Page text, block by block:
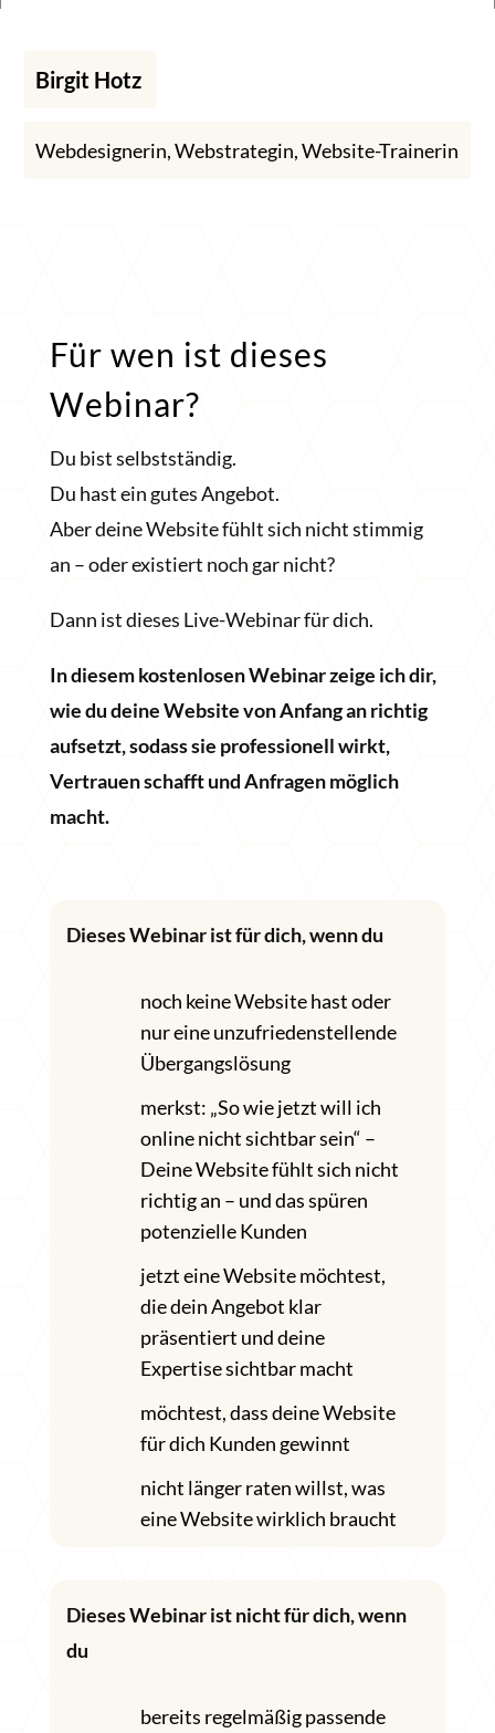
Birgit Hotz
Webdesignerin, Webstrategin, Website-Trainerin
Für wen ist dieses
Webinar?
Du bist selbstständig.
Du hast ein gutes Angebot.
Aber deine Website fühlt sich nicht stimmig
an – oder existiert noch gar nicht?
Dann ist dieses Live-Webinar für dich.
In diesem kostenlosen Webinar zeige ich dir,
wie du deine Website von Anfang an richtig
aufsetzt, sodass sie professionell wirkt,
Vertrauen schafft und Anfragen möglich
macht.
Dieses Webinar ist für dich, wenn du
noch keine Website hast oder
nur eine unzufriedenstellende
Übergangslösung
merkst: „So wie jetzt will ich
online nicht sichtbar sein“ –
Deine Website fühlt sich nicht
richtig an – und das spüren
potenzielle Kunden
jetzt eine Website möchtest,
die dein Angebot klar
präsentiert und deine
Expertise sichtbar macht
möchtest, dass deine Website
für dich Kunden gewinnt
nicht länger raten willst, was
eine Website wirklich braucht
Dieses Webinar ist nicht für dich, wenn
du
bereits regelmäßig passende